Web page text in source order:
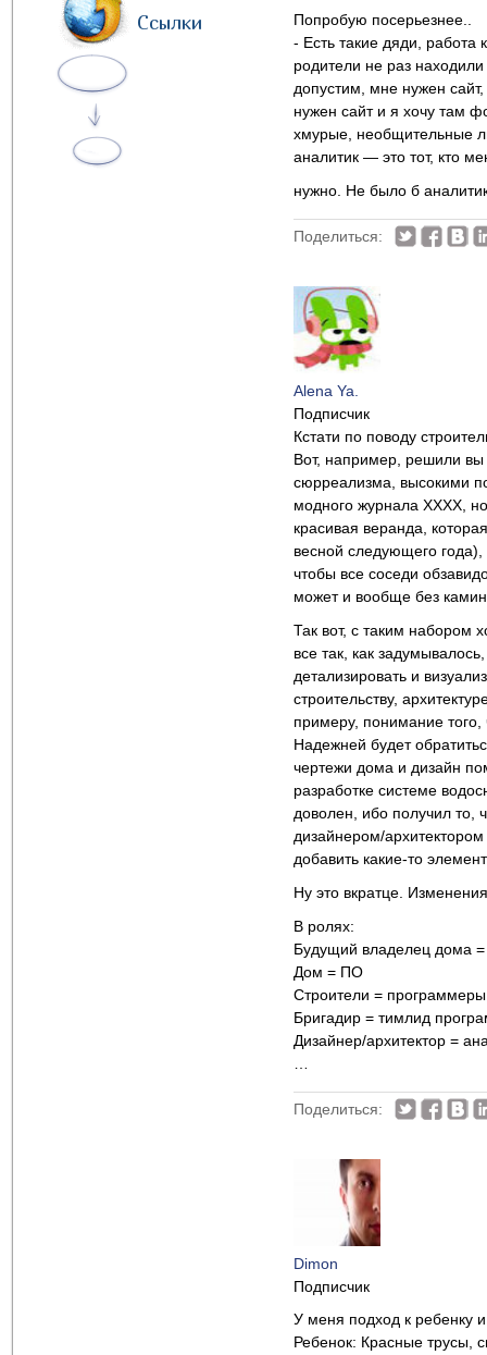
Ссылки
Попробую посерьезнее..
- Есть такие дяди, работа
родители не раз
допустим, мне нужен
нужен сайт и я хочу там
хмурые, необщительные
аналитик — это тот, кто
нужно. Не было б
Поделиться:
Alena Ya.
Подписчик
Кстати по поводу
Вот, например, решили
сюрреализма, высокими
модного журнала ХХХХ,
красивая веранда,
весной следующего
чтобы все соседи
может и вообще без
Так вот, с таким набором
все так, как
детализировать и
строительству,
примеру, понимание
Надежней будет
чертежи дома и дизайн
разработке системе
доволен, ибо получил то,
дизайнером/
добавить какие-то
Ну это вкратце.
В ролях:
Будущий владелец дома =
Дом = ПО
Строители = программеры
Бригадир = тимлид
Дизайнер/архитектор =
Поделиться:
Dimon
Подписчик
У меня подход к ребенку
Ребенок: Красные трусы,